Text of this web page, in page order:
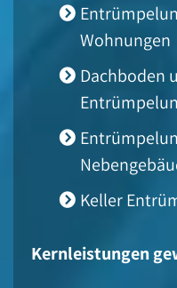
Wohnungen
Dachboden
Keller
Kernleistungen